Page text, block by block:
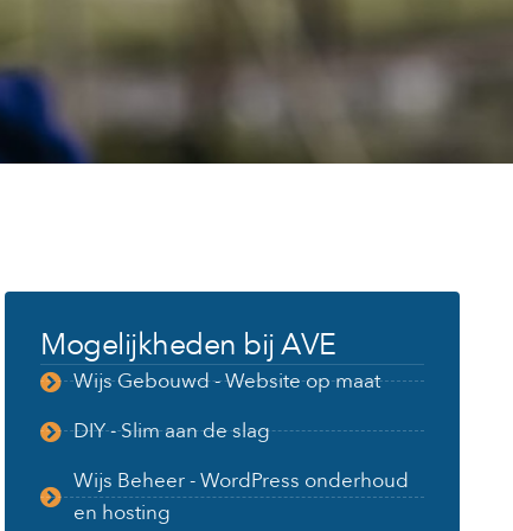
Mogelijkheden bij AVE
Wijs Gebouwd - Website op maat
DIY - Slim aan de slag
Wijs Beheer - WordPress onderhoud
en hosting